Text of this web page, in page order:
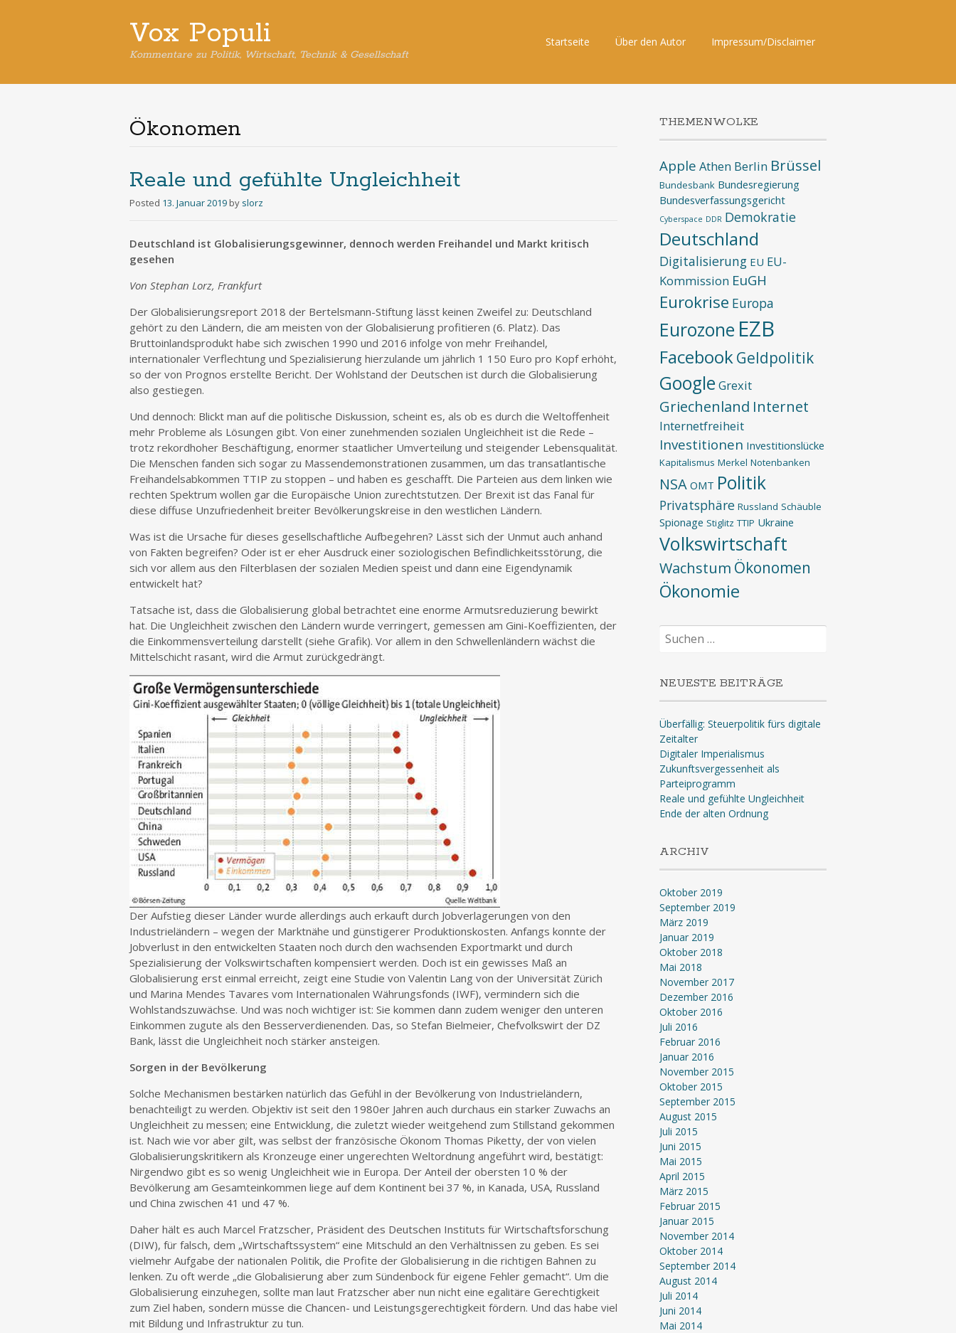
Vox Populi
Kommentare zu Politik, Wirtschaft, Technik & Gesellschaft
Skip
Startseite Über den Autor Impressum/Disclaimer
Ökonomen
Reale und gefühlte Ungleichheit
Posted 13. Januar 2019 by slorz
Deutschland ist Globalisierungsgewinner, dennoch werden Freihandel und Markt kritisch
gesehen
Von Stephan Lorz, Frankfurt
Der Globalisierungsreport 2018 der Bertelsmann-Stiftung lässt keinen Zweifel zu: Deutschland
gehört zu den Ländern, die am meisten von der Globalisierung profitieren (6. Platz). Das
Bruttoinlandsprodukt habe sich zwischen 1990 und 2016 infolge von mehr Freihandel,
internationaler Verflechtung und Spezialisierung hierzulande um jährlich 1 150 Euro pro Kopf erhöht,
so der von Prognos erstellte Bericht. Der Wohlstand der Deutschen ist durch die Globalisierung
also gestiegen.
Und dennoch: Blickt man auf die politische Diskussion, scheint es, als ob es durch die Weltoffenheit
mehr Probleme als Lösungen gibt. Von einer zunehmenden sozialen Ungleichheit ist die Rede –
trotz rekordhoher Beschäftigung, enormer staatlicher Umverteilung und steigender Lebensqualität.
Die Menschen fanden sich sogar zu Massendemonstrationen zusammen, um das transatlantische
Freihandelsabkommen TTIP zu stoppen – und haben es geschafft. Die Parteien aus dem linken wie
rechten Spektrum wollen gar die Europäische Union zurechtstutzen. Der Brexit ist das Fanal für
diese diffuse Unzufriedenheit breiter Bevölkerungskreise in den westlichen Ländern.
Was ist die Ursache für dieses gesellschaftliche Aufbegehren? Lässt sich der Unmut auch anhand
von Fakten begreifen? Oder ist er eher Ausdruck einer soziologischen Befindlichkeitsstörung, die
sich vor allem aus den Filterblasen der sozialen Medien speist und dann eine Eigendynamik
entwickelt hat?
Tatsache ist, dass die Globalisierung global betrachtet eine enorme Armutsreduzierung bewirkt
hat. Die Ungleichheit zwischen den Ländern wurde verringert, gemessen am Gini-Koeffizienten, der
die Einkommensverteilung darstellt (siehe Grafik). Vor allem in den Schwellenländern wächst die
Mittelschicht rasant, wird die Armut zurückgedrängt.
Der Aufstieg dieser Länder wurde allerdings auch erkauft durch Jobverlagerungen von den
Industrieländern – wegen der Marktnähe und günstigerer Produktionskosten. Anfangs konnte der
Jobverlust in den entwickelten Staaten noch durch den wachsenden Exportmarkt und durch
Spezialisierung der Volkswirtschaften kompensiert werden. Doch ist ein gewisses Maß an
Globalisierung erst einmal erreicht, zeigt eine Studie von Valentin Lang von der Universität Zürich
und Marina Mendes Tavares vom Internationalen Währungsfonds (IWF), vermindern sich die
Wohlstandszuwächse. Und was noch wichtiger ist: Sie kommen dann zudem weniger den unteren
Einkommen zugute als den Besserverdienenden. Das, so Stefan Bielmeier, Chefvolkswirt der DZ
Bank, lässt die Ungleichheit noch stärker ansteigen.
Sorgen in der Bevölkerung
Solche Mechanismen bestärken natürlich das Gefühl in der Bevölkerung von Industrieländern,
benachteiligt zu werden. Objektiv ist seit den 1980er Jahren auch durchaus ein starker Zuwachs an
Ungleichheit zu messen; eine Entwicklung, die zuletzt wieder weitgehend zum Stillstand gekommen
ist. Nach wie vor aber gilt, was selbst der französische Ökonom Thomas Piketty, der von vielen
Globalisierungskritikern als Kronzeuge einer ungerechten Weltordnung angeführt wird, bestätigt:
Nirgendwo gibt es so wenig Ungleichheit wie in Europa. Der Anteil der obersten 10 % der
Bevölkerung am Gesamteinkommen liege auf dem Kontinent bei 37 %, in Kanada, USA, Russland
und China zwischen 41 und 47 %.
Daher hält es auch Marcel Fratzscher, Präsident des Deutschen Instituts für Wirtschaftsforschung
(DIW), für falsch, dem „Wirtschaftssystem“ eine Mitschuld an den Verhältnissen zu geben. Es sei
vielmehr Aufgabe der nationalen Politik, die Profite der Globalisierung in die richtigen Bahnen zu
lenken. Zu oft werde „die Globalisierung aber zum Sündenbock für eigene Fehler gemacht“. Um die
Globalisierung einzuhegen, sollte man laut Fratzscher aber nun nicht eine egalitäre Gerechtigkeit
zum Ziel haben, sondern müsse die Chancen- und Leistungsgerechtigkeit fördern. Und das habe viel
mit Bildung und Infrastruktur zu tun.
THEMENWOLKE
Apple Athen Berlin Brüssel
Bundesbank Bundesregierung
Bundesverfassungsgericht
Cyberspace DDR Demokratie
Deutschland
Digitalisierung EU EU-
Kommission EuGH
Eurokrise Europa
Eurozone EZB
FacebookGeldpolitik
Google Grexit
Griechenland Internet
Internetfreiheit
Investitionen Investitionslücke
Kapitalismus Merkel Notenbanken
NSA OMT Politik
Privatsphäre Russland Schäuble
Spionage Stiglitz TTIP Ukraine
Volkswirtschaft
Wachstum Ökonomen
Ökonomie
Suchen
nach:
NEUESTE BEITRÄGE
Überfällig: Steuerpolitik fürs digitale
Zeitalter
Digitaler Imperialismus
Zukunftsvergessenheit als
Parteiprogramm
Reale und gefühlte Ungleichheit
Ende der alten Ordnung
ARCHIV
Oktober 2019
September 2019
März 2019
Januar 2019
Oktober 2018
Mai 2018
November 2017
Dezember 2016
Oktober 2016
Juli 2016
Februar 2016
Januar 2016
November 2015
Oktober 2015
September 2015
August 2015
Juli 2015
Juni 2015
Mai 2015
April 2015
März 2015
Februar 2015
Januar 2015
November 2014
Oktober 2014
September 2014
August 2014
Juli 2014
Juni 2014
Mai 2014